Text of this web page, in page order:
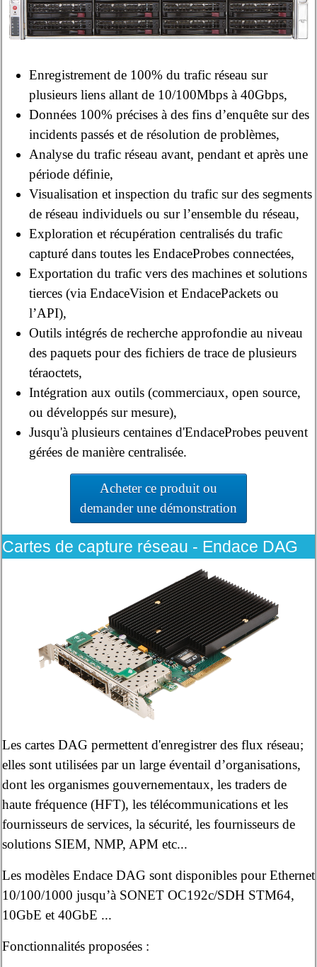
Enregistrement de 100% du trafic réseau sur
plusieurs liens allant de 10/100Mbps à 40Gbps,
Données 100% précises à des fins d’enquête sur des
incidents passés et de résolution de problèmes,
Analyse du trafic réseau avant, pendant et après une
période définie,
Visualisation et inspection du trafic sur des segments
de réseau individuels ou sur l’ensemble du réseau,
Exploration et récupération centralisés du trafic
capturé dans toutes les EndaceProbes connectées,
Exportation du trafic vers des machines et solutions
tierces (via EndaceVision et EndacePackets ou
l’API),
Outils intégrés de recherche approfondie au niveau
des paquets pour des fichiers de trace de plusieurs
téraoctets,
Intégration aux outils (commerciaux, open source,
ou développés sur mesure),
Jusqu'à plusieurs centaines d'EndaceProbes peuvent
gérées de manière centralisée.
Acheter ce produit ou
demander une démonstration
Cartes de capture réseau - Endace DAG
Les cartes DAG permettent d'enregistrer des flux réseau;
elles sont utilisées par un large éventail d’organisations,
dont les organismes gouvernementaux, les traders de
haute fréquence (HFT), les télécommunications et les
fournisseurs de services, la sécurité, les fournisseurs de
solutions SIEM, NMP, APM etc...
Les modèles Endace DAG sont disponibles pour Ethernet
10/100/1000 jusqu’à SONET OC192c/SDH STM64,
10GbE et 40GbE ...
Fonctionnalités proposées :